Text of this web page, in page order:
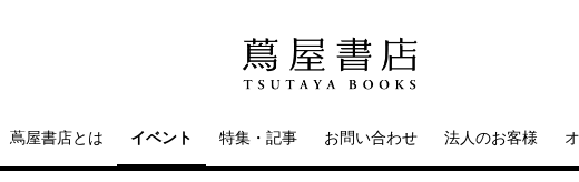
蔦屋書店とは イベント 特集・記事 お問い合わせ 法人のお客様